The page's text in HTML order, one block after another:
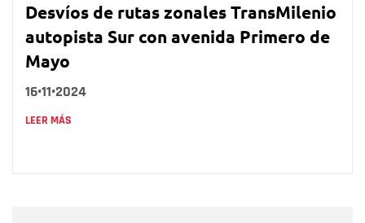
Desvíos de rutas zonales TransMilenio
autopista Sur con avenida Primero de
Mayo
16•11•2024
LEER MÁS